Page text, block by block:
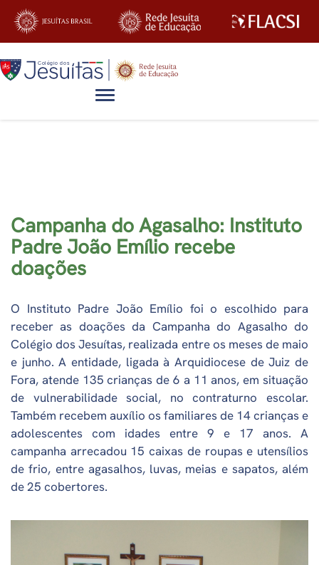
Alternar navegação
Campanha do Agasalho: Instituto
Padre João Emílio recebe
doações
O Instituto Padre João Emílio foi o escolhido para
receber as doações da Campanha do Agasalho do
Colégio dos Jesuítas, realizada entre os meses de maio
e junho. A entidade, ligada à Arquidiocese de Juiz de
Fora, atende 135 crianças de 6 a 11 anos, em situação
de vulnerabilidade social, no contraturno escolar.
Também recebem auxílio os familiares de 14 crianças e
adolescentes com idades entre 9 e 17 anos. A
campanha arrecadou 15 caixas de roupas e utensílios
de frio, entre agasalhos, luvas, meias e sapatos, além
de 25 cobertores.